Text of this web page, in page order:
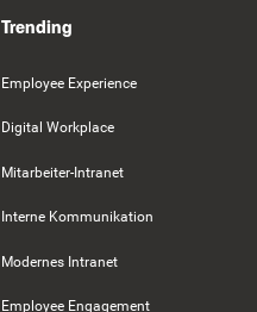
Trending
Employee Experience
Digital Workplace
Mitarbeiter-Intranet
Interne Kommunikation
Modernes Intranet
Employee Engagement